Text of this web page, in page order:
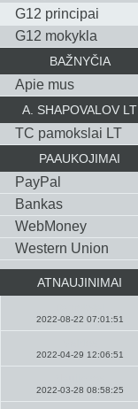
G12 principai
G12 mokykla
BAŽNYČIA
Apie mus
A. SHAPOVALOV LT
TC pamokslai LT
PAAUKOJIMAI
PayPal
Bankas
WebMoney
Western Union
ATNAUJINIMAI
2022-08-22 07:01:51
2022-04-29 12:06:51
2022-03-28 08:58:25